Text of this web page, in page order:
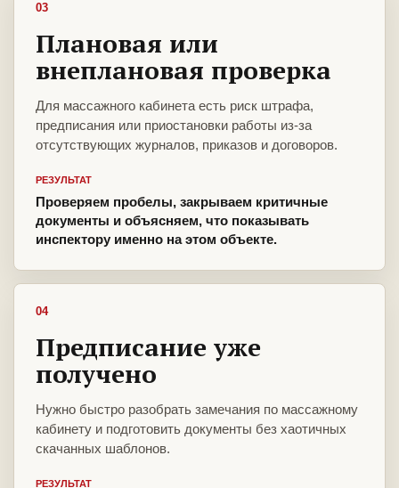
03
Плановая или
внеплановая проверка
Для массажного кабинета есть риск штрафа,
предписания или приостановки работы из-за
отсутствующих журналов, приказов и договоров.
РЕЗУЛЬТАТ
Проверяем пробелы, закрываем критичные
документы и объясняем, что показывать
инспектору именно на этом объекте.
04
Предписание уже
получено
Нужно быстро разобрать замечания по массажному
кабинету и подготовить документы без хаотичных
скачанных шаблонов.
РЕЗУЛЬТАТ